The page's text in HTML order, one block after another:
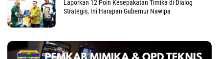
Laporkan 12 Poin Kesepakatan Timika di Dialog
Strategis, Ini Harapan Gubernur Nawipa